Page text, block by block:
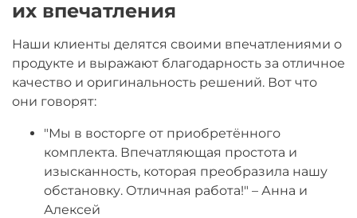
их впечатления
Наши клиенты делятся своими впечатлениями о
продукте и выражают благодарность за отличное
качество и оригинальность решений. Вот что
они говорят:
"Мы в восторге от приобретённого
комплекта. Впечатляющая простота и
изысканность, которая преобразила нашу
обстановку. Отличная работа!" – Анна и
Алексей